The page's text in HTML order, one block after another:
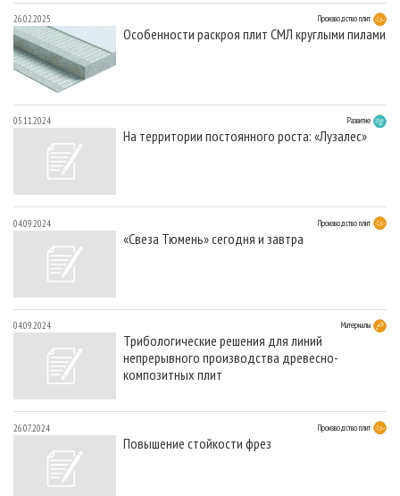
26.02.2025 Производство плит
Особенности раскроя плит СМЛ круглыми пилами
05.11.2024 Развитие
На территории постоянного роста: «Лузалес»
04.09.2024 Производство плит
«Свеза Тюмень» сегодня и завтра
04.09.2024 Материалы
Трибологические решения для линий
непрерывного производства древесно-
композитных плит
26.07.2024 Производство плит
Повышение стойкости фрез